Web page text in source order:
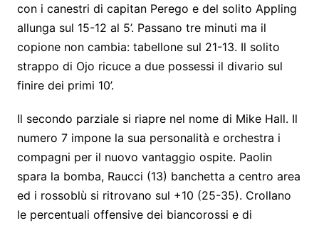
con i canestri di capitan Perego e del solito Appling
allunga sul 15-12 al 5’. Passano tre minuti ma il
copione non cambia: tabellone sul 21-13. Il solito
strappo di Ojo ricuce a due possessi il divario sul
finire dei primi 10’.
Il secondo parziale si riapre nel nome di Mike Hall. Il
numero 7 impone la sua personalità e orchestra i
compagni per il nuovo vantaggio ospite. Paolin
spara la bomba, Raucci (13) banchetta a centro area
ed i rossoblù si ritrovano sul +10 (25-35). Crollano
le percentuali offensive dei biancorossi e di